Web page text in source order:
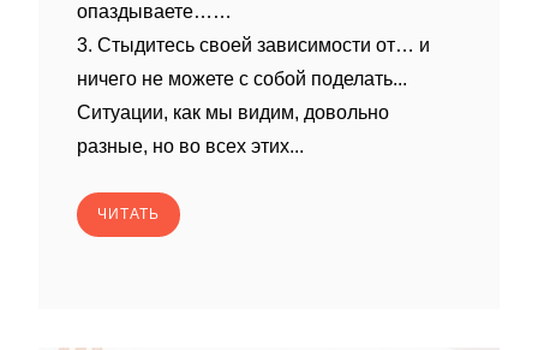
опаздываете……
3. Стыдитесь своей зависимости от… и
ничего не можете с собой поделать...
Ситуации, как мы видим, довольно
разные, но во всех этих...
ЧИТАТЬ